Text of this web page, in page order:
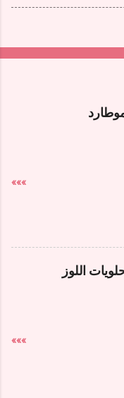
»»»
اللوز
»»»